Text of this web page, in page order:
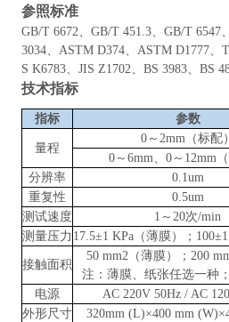
参照标准
GB/T 6672、GB/T 451.3、GB/T 6547
3034、ASTM D374、ASTM D1777、
S K6783、JIS Z1702、BS 3983、BS
技术指标
指标 参数
量程
0～2mm（标配）
0～6mm、0～12mm（
分辨率
0.1um
重复性
0.5um
测试速度
1～20次/min
测量压力 17.5±1 KPa（薄膜）；100±1
接触面积
50 mm2（薄膜）；200
注：薄膜、纸张任选一种
电源
AC 220V 50Hz / AC
外形尺寸
320mm (L)×400 mm